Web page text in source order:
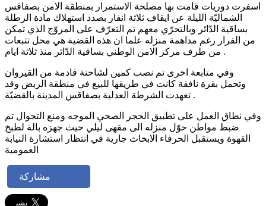
اسفرت دوريات قامت بها مصلحة الاستمرار بمنطقة الامن بصفاقس
الشماليّة الليلة عن ايقاف ثلاثة انفار بصدد استهلاك مادة الزطلة
بساقية الدّائر وبالتحرّي معهم تم التعرّف على المروّج الذي تمكن
من الفرار رغم مداهمة منزله علما ان هذه القضية هي محل تتبعات
من طرف مركز الامن الوطني بساقية الدّائر منذ ثلاثة ايام .
وفي متابعة اخرى تم نصب كمين لشاحنة قادمة من القيروان
وتحمل بقرة نافقة كانت في طريقها للبيع في منطقة الربض وقد
تعهدت الشرطة العدلية بصفاقس المدينة بالقضيّة .
وفي نطاق العمل على تطبيق الحجر الصحي الموجه ومنع التجوال تم
ضبط مواطن حوّل منزله الى مقهى ليلي حيث جهزه بالة لطبخ
القهوة ويستقبل الحرفاء الابخاث جارية في انتظار استشارة النيابة
العمومية
مشاركة